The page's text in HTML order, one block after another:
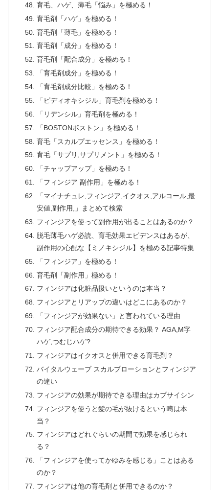
育毛、ハゲ、薄毛「悩み」を極める！
育毛剤「ハゲ」を極める！
育毛剤「薄毛」を極める！
育毛剤「成分」を極める！
育毛剤「配合成分」を極める！
「育毛剤成分」を極める！
「育毛剤成分比較」を極める！
「ピディオキシジル」育毛剤を極める！
「リデンシル」育毛剤を極める！
「BOSTONボストン」を極める！
育毛「スカルプエッセンス」を極める！
育毛「サプリ,サプリメント」を極める！
「チャップアップ」を極める！
「フィンジア 副作用」を極める！
「マイナチュレ,フィンジア,イクオス,アルコール,最
安値,副作用,」まとめて検索
フィンジアを使って副作用が出ることはあるのか？
脱毛薄毛ハゲ必読、育毛効果エビデンスはあるが、
副作用の心配な【ミノキシジル】を極める記事特集
「フィンジア」を極める！
育毛剤「副作用」極める！
フィンジアは化粧品扱いというのは本当？
フィンジアとリアップの違いはどこにあるのか？
「フィンジアが効果ない」と言われている理由
フィンジア配合成分の期待できる効果？ AGA,M字
ハゲ,つむじハゲ?
フィンジアはイクオスと併用できる育毛剤？
バイタルウェーブ スカルプローションとフィンジア
の違い
フィンジアの効果が期待できる理由はカプサイシン
フィンジアを使うと髪の毛が抜けるという噂は本
当？
フィンジアはどれぐらいの期間で効果を感じられ
る？
「フィンジアを使ってかゆみを感じる」ことはある
のか？
フィンジアは他の育毛剤と併用できるのか？